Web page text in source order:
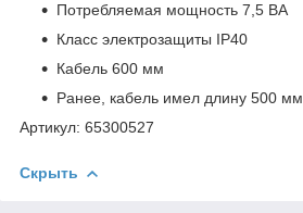
Потребляемая мощность 7,5 ВА
Класс электрозащиты IP40
Кабель 600 мм
Ранее, кабель имел длину 500 мм.
Артикул: 65300527
Скрыть